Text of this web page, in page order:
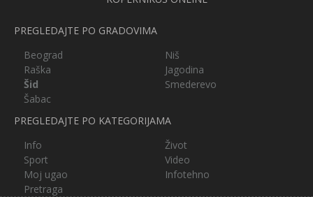
PREGLEDAJTE PO GRADOVIMA
Beograd
Niš
Raška
Jagodina
Šid
Smederevo
Šabac
PREGLEDAJTE PO KATEGORIJAMA
Info
Život
Sport
Video
Moj ugao
Infotehno
Pretraga